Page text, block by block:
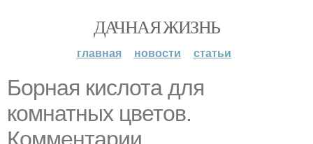
ДАЧНАЯ ЖИЗНЬ
главная новости статьи
Борная кислота для
комнатных цветов.